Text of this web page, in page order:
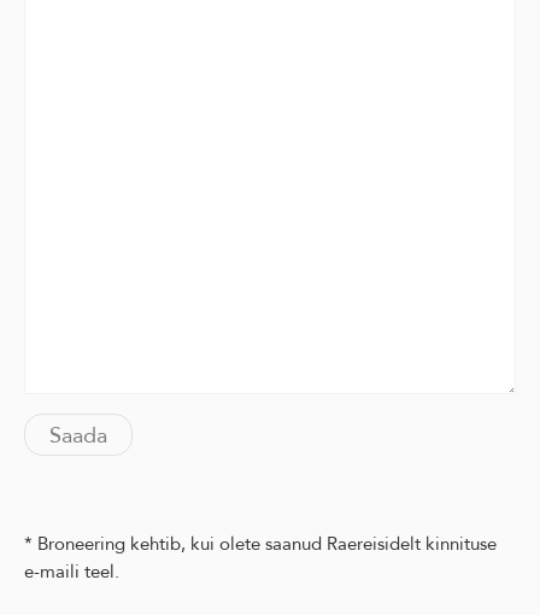
* Broneering kehtib, kui olete saanud Raereisidelt kinnituse
e-maili teel.